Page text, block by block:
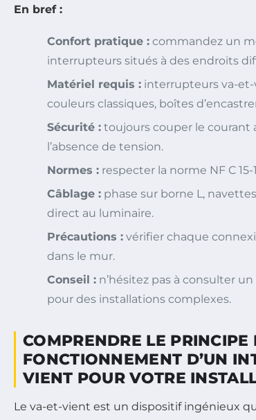
En bref :
Confort pratique : commandez un
interrupteurs situés à des endroits
Matériel requis : interrupteurs va-et-
couleurs classiques, boîtes
Sécurité : toujours couper le
l’absence de tension.
Normes : respecter la norme NF C
Câblage : phase sur borne L,
direct au luminaire.
Précautions : vérifier chaque
dans le mur.
Conseil : n’hésitez pas à consulter
pour des installations complexes.
COMPRENDRE LE PRINCIPE
FONCTIONNEMENT D’UN
VIENT POUR VOTRE
Le va-et-vient est un dispositif ingénieux